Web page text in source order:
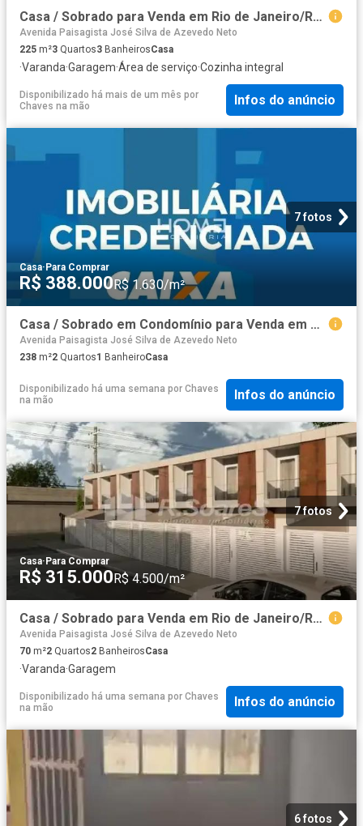
Casa / Sobrado para Venda em Rio de Janeiro/RJ Curicica 3 Quartos
Avenida Paisagista José Silva de Azevedo Neto
225 m²3 Quartos3 BanheirosCasa
·Varanda·Garagem·Área de serviço·Cozinha integral
Disponibilizado há mais de um mês por
Chaves na mão
Infos do anúncio
7 fotos
Casa·Para Comprar
R$ 388.000R$ 1.630/m²
Casa / Sobrado em Condomínio para Venda em Rio de Janeiro/RJ Tanque 2 Quartos
Avenida Paisagista José Silva de Azevedo Neto
238 m²2 Quartos1 BanheiroCasa
Disponibilizado há uma semana por Chaves
na mão
Infos do anúncio
7 fotos
Casa· Para Comprar
R$ 315.000 R$ 4.500/m²
Casa / Sobrado para Venda em Rio de Janeiro/RJ Curicica 2 Quartos
Avenida Paisagista José Silva de Azevedo Neto
70 m²2 Quartos2 BanheirosCasa
·Varanda·Garagem
Disponibilizado há uma semana por Chaves
na mão
Infos do anúncio
6 fotos